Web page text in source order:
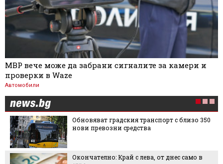
МВР вече може да забрани сигналите за камери и
проверки в Waze
Автомобили
Обновяват градския транспорт с близо 350
нови превозни средства
Окончателно: Край с лева, от днес само в